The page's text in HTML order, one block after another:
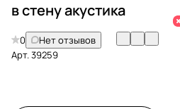
в стену акустика
0
Нет отзывов
Арт.39259